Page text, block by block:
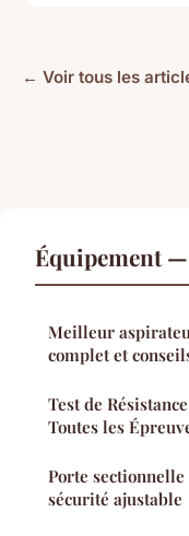
← Voir tous les
Équipement
Meilleur
complet et
Test de
Toutes les
Porte sectionnelle
sécurité ajustable